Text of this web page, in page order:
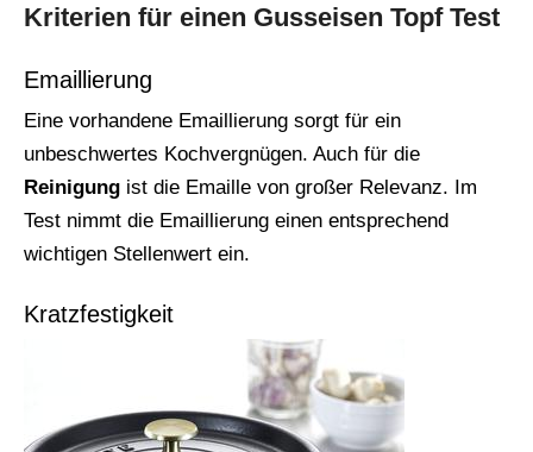
Kriterien für einen Gusseisen Topf Test
Emaillierung
Eine vorhandene Emaillierung sorgt für ein
unbeschwertes Kochvergnügen. Auch für die
Reinigung ist die Emaille von großer Relevanz. Im
Test nimmt die Emaillierung einen entsprechend
wichtigen Stellenwert ein.
Kratzfestigkeit